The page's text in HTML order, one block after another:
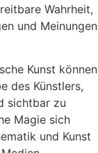
Wahrheit,
und Meinungen
Kunst können
des Künstlers,
sichtbar zu
Magie sich
und Kunst